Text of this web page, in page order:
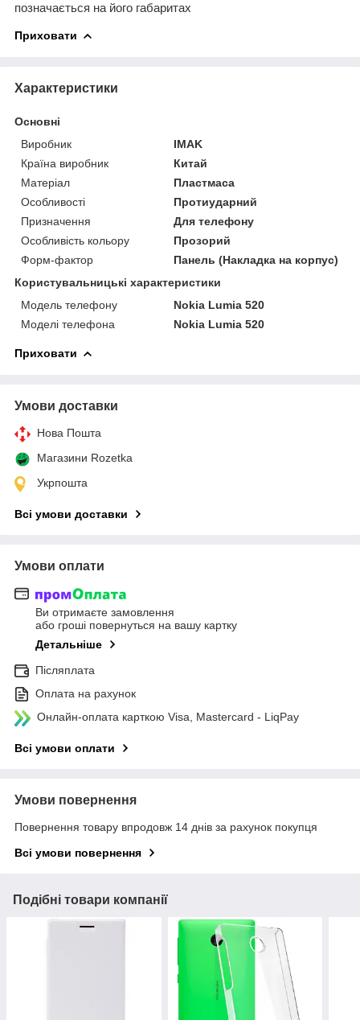
позначається на його габаритах
Приховати
Характеристики
Основні
Виробник
IMAK
Країна виробник
Китай
Матеріал
Пластмаса
Особливості
Протиударний
Призначення
Для телефону
Особливість кольору
Прозорий
Форм-фактор
Панель (Накладка на корпус)
Користувальницькі характеристики
Модель телефону
Nokia Lumia 520
Моделі телефона
Nokia Lumia 520
Приховати
Умови доставки
Нова Пошта
Магазини Rozetka
Укрпошта
Всі умови доставки
Умови оплати
Ви отримаєте замовлення
або гроші повернуться на вашу картку
Детальніше
Післяплата
Оплата на рахунок
Онлайн-оплата карткою Visa, Mastercard - LiqPay
Всі умови оплати
Умови повернення
Повернення товару впродовж 14 днів за рахунок покупця
Всі умови повернення
Подібні товари компанії